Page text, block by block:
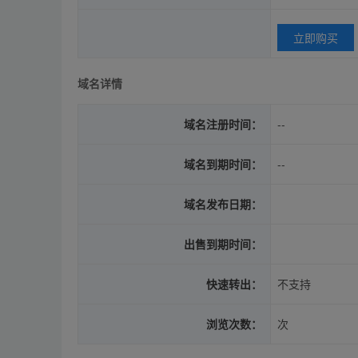
立即购买
域名详情
域名注册时间： --
域名到期时间： --
域名发布日期：
出售到期时间：
快速转出： 不支持
浏览次数： 次